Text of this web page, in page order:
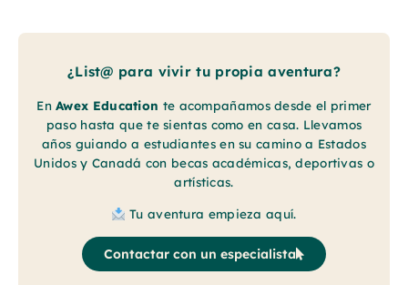
¿List@ para vivir tu propia aventura?
EnAwex Education te acompañamos desde el primer
paso hasta que te sientas como en casa. Llevamos
años guiando a estudiantes en su camino a Estados
Unidos y Canadá con becas académicas, deportivas o
artísticas.
Tu aventura empieza aquí.
Contactar con un especialista